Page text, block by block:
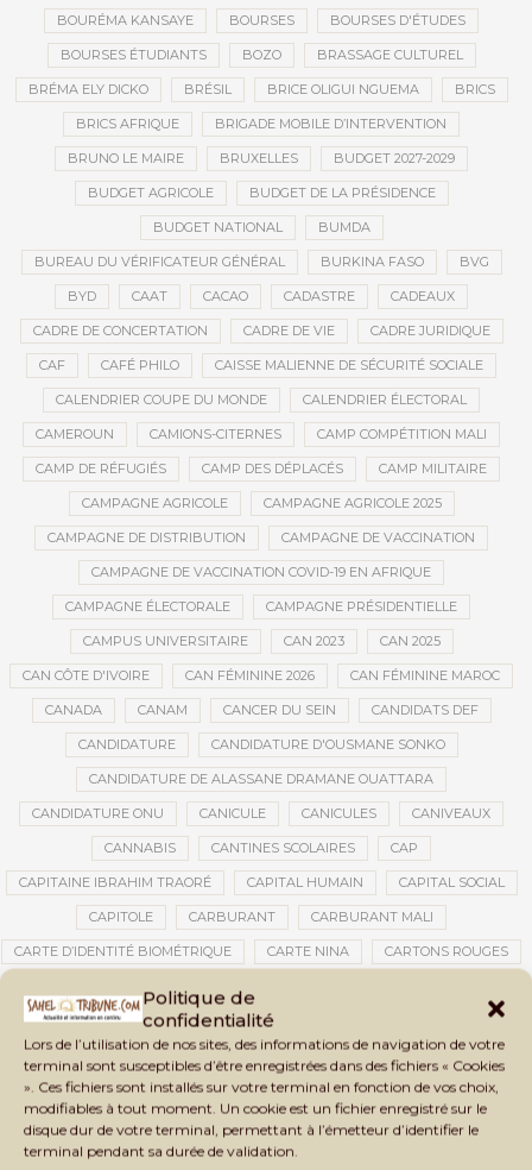
Politique de
confidentialité
Lors de l’utilisation de nos sites, des informations de navigation de votre
terminal sont susceptibles d’être enregistrées dans des fichiers « Cookies
». Ces fichiers sont installés sur votre terminal en fonction de vos choix,
modifiables à tout moment. Un cookie est un fichier enregistré sur le
disque dur de votre terminal, permettant à l’émetteur d’identifier le
terminal pendant sa durée de validation.
BOURÉMA KANSAYE BOURSES BOURSES D'ÉTUDES
BOURSES ÉTUDIANTS BOZO BRASSAGE CULTUREL
BRÉMA ELY DICKO BRÉSIL BRICE OLIGUI NGUEMA BRICS
BRICS AFRIQUE BRIGADE MOBILE D’INTERVENTION
BRUNO LE MAIRE BRUXELLES BUDGET 2027-2029
BUDGET AGRICOLE BUDGET DE LA PRÉSIDENCE
BUDGET NATIONAL BUMDA
BUREAU DU VÉRIFICATEUR GÉNÉRAL BURKINA FASO BVG
BYD CAAT CACAO CADASTRE CADEAUX
CADRE DE CONCERTATION CADRE DE VIE CADRE JURIDIQUE
CAF CAFÉ PHILO CAISSE MALIENNE DE SÉCURITÉ SOCIALE
CALENDRIER COUPE DU MONDE CALENDRIER ÉLECTORAL
CAMEROUN CAMIONS-CITERNES CAMP COMPÉTITION MALI
CAMP DE RÉFUGIÉS CAMP DES DÉPLACÉS CAMP MILITAIRE
CAMPAGNE AGRICOLE CAMPAGNE AGRICOLE 2025
CAMPAGNE DE DISTRIBUTION CAMPAGNE DE VACCINATION
CAMPAGNE DE VACCINATION COVID-19 EN AFRIQUE
CAMPAGNE ÉLECTORALE CAMPAGNE PRÉSIDENTIELLE
CAMPUS UNIVERSITAIRE CAN 2023 CAN 2025
CAN CÔTE D'IVOIRE CAN FÉMININE 2026 CAN FÉMININE MAROC
CANADA CANAM CANCER DU SEIN CANDIDATS DEF
CANDIDATURE CANDIDATURE D'OUSMANE SONKO
CANDIDATURE DE ALASSANE DRAMANE OUATTARA
CANDIDATURE ONU CANICULE CANICULES CANIVEAUX
CANNABIS CANTINES SCOLAIRES CAP
CAPITAINE IBRAHIM TRAORÉ CAPITAL HUMAIN CAPITAL SOCIAL
CAPITOLE CARBURANT CARBURANT MALI
CARTE D’IDENTITÉ BIOMÉTRIQUE CARTE NINA CARTONS ROUGES
CATASTROPHES CLIMATIQUES
CAUTION 10 000 DOLLARS CAUTION DE VISA CDAT CECOGEC
CEDEAO CÉDÉAO CEI CÉLÉBRATION NATIONALE CEMAC
CEMAPI CEN-SNESUP CENOU CENSURE
CENTRAFRIQUE CENTRALE SOLAIRE